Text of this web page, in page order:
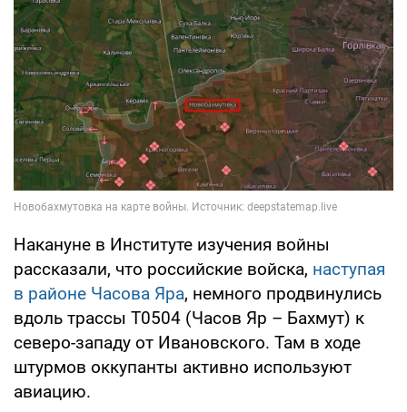
Накануне в Институте изучения войны
рассказали, что российские войска, наступая
в районе Часова Яра, немного продвинулись
вдоль трассы Т0504 (Часов Яр – Бахмут) к
северо-западу от Ивановского. Там в ходе
штурмов оккупанты активно используют
авиацию.